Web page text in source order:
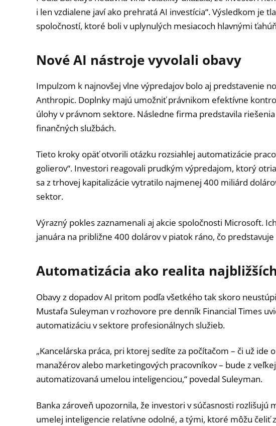
i len vzdialene javí ako prehratá AI investícia“. Výsledkom je
spoločností, ktoré boli v uplynulých mesiacoch hlavnými
Nové AI nástroje vyvolali obavy
Impulzom k najnovšej vlne výpredajov bolo aj predstavenie
Anthropic. Doplnky majú umožniť právnikom efektívne
úlohy v právnom sektore. Následne firma predstavila
finančných službách.
Tieto kroky opäť otvorili otázku rozsiahlej automatizácie
golierov“. Investori reagovali prudkým výpredajom, ktorý
sa z trhovej kapitalizácie vytratilo najmenej 400 miliárd
sektor.
Výrazný pokles zaznamenali aj akcie spoločnosti Microsoft.
januára na približne 400 dolárov v piatok ráno, čo
Automatizácia ako realita
Obavy z dopadov AI pritom podľa všetkého tak skoro
Mustafa Suleyman v rozhovore pre denník Financial Times
automatizáciu v sektore profesionálnych služieb.
„Kancelárska práca, pri ktorej sedíte za počítačom – či už ide
manažérov alebo marketingových pracovníkov – bude z
automatizovaná umelou inteligenciou,“ povedal Suleyman.
Banka zároveň upozornila, že investori v súčasnosti rozlišujú
umelej inteligencie relatívne odolné, a tými, ktoré môžu čeliť